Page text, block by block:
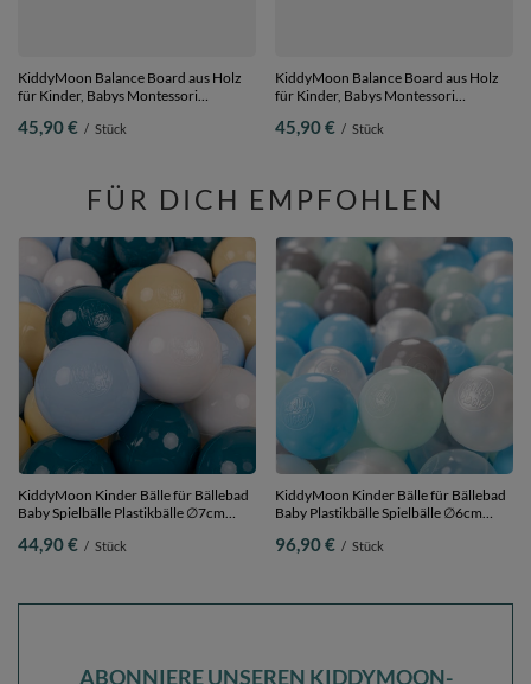
KiddyMoon Balance Board aus Holz
für Kinder, Babys Montessori
Babys Holzspielzeug, Balancebrett
45,90 € / Stück
KiddyMoon Balance Board aus Holz
für Kinder, Babys Montessori
Babys Holzspielzeug, Balancebrett
45,90 € / Stück
FÜR DICH EMPFOHLEN
KiddyMoon Kinder Bälle für Bällebad
Baby Spielbälle Plastikbälle ∅7cm
dunkeltürkis/pastellblau/pastellgelb/weiß,
44,90 € / Stück
KiddyMoon Kinder Bälle für Bällebad
Baby Plastikbälle Spielbälle ∅6cm
perle/grau/transparent/baby
96,90 € / Stück
ABONNIERE UNSEREN KIDDYMOON-